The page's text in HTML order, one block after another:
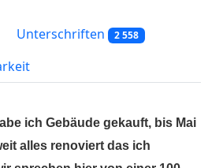
Unterschriften 2 558
ich Gebäude gekauft, bis Mai
alles renoviert das ich